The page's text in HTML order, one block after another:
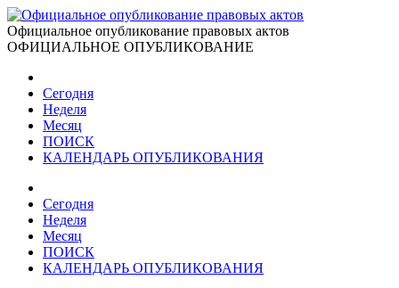
Официальное опубликование правовых актов
ОФИЦИАЛЬНОЕ ОПУБЛИКОВАНИЕ
Сегодня
Неделя
Месяц
ПОИСК
КАЛЕНДАРЬ ОПУБЛИКОВАНИЯ
Сегодня
Неделя
Месяц
ПОИСК
КАЛЕНДАРЬ ОПУБЛИКОВАНИЯ